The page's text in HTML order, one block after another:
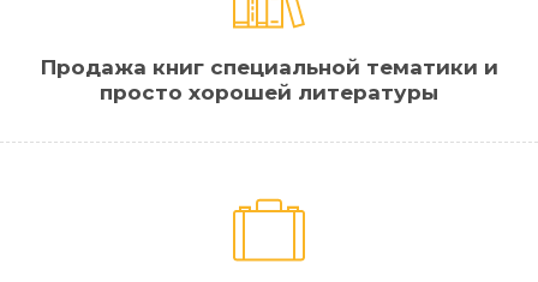
Продажа книг специальной тематики и
просто хорошей литературы